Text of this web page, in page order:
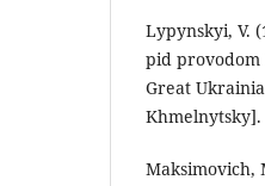
Lypynskyi, V.
pid provodom
Great
Khmelnytsky].
Maksimovich,